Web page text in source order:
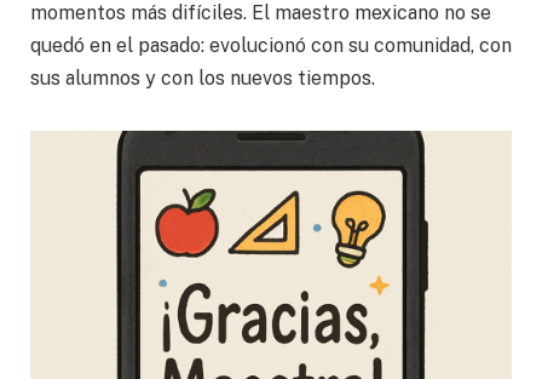
momentos más difíciles. El maestro mexicano no se
quedó en el pasado: evolucionó con su comunidad, con
sus alumnos y con los nuevos tiempos.